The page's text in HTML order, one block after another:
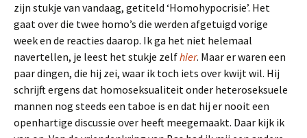
zijn stukje van vandaag, getiteld ‘Homohypocrisie’. Het
gaat over die twee homo’s die werden afgetuigd vorige
week en de reacties daarop. Ik ga het niet helemaal
navertellen, je leest het stukje zelfhier. Maar er waren een
paar dingen, die hij zei, waar ik toch iets over kwijt wil. Hij
schrijft ergens dat homoseksualiteit onder heteroseksuele
mannen nog steeds een taboe is en dat hij er nooit een
openhartige discussie over heeft meegemaakt. Daar kijk ik